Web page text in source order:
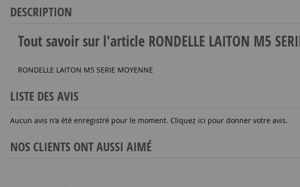
DESCRIPTION
Tout savoir sur l'article RONDELLE LAITON M5
RONDELLE LAITON M5 SERIE MOYENNE
LISTE DES AVIS
Aucun avis n'a été enregistré pour le moment. Cliquez ici pour donner votre avis.
NOS CLIENTS ONT AUSSI AIMÉ